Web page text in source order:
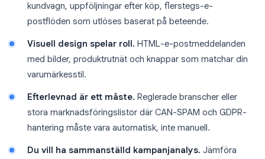
kundvagn, uppföljningar efter köp, flerstegs-e-
postflöden som utlöses baserat på beteende.
Visuell design spelar roll. HTML-e-postmeddelanden
med bilder, produktrutnät och knappar som matchar din
varumärkesstil.
Efterlevnad är ett måste. Reglerade branscher eller
stora marknadsföringslistor där CAN-SPAM och GDPR-
hantering måste vara automatisk, inte manuell.
Du vill ha sammanställd kampanjanalys. Jämföra